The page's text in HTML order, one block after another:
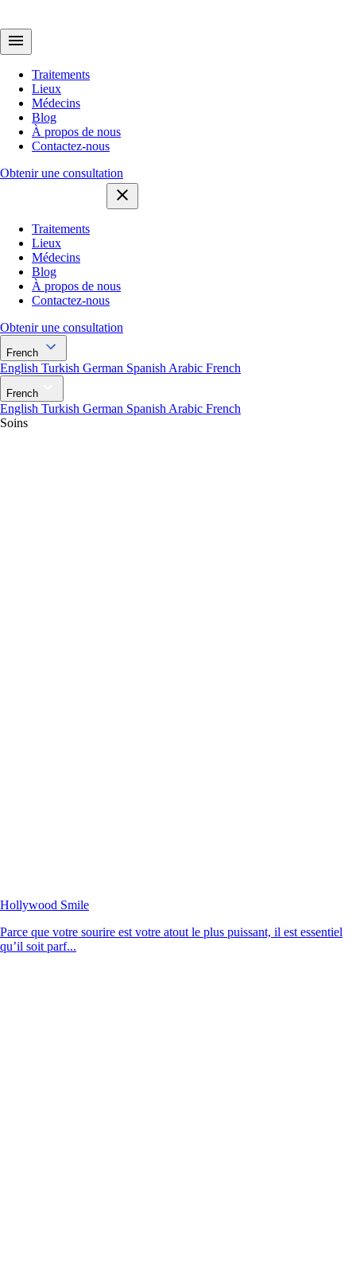
Traitements
Lieux
Médecins
Blog
À propos de nous
Contactez-nous
Obtenir une consultation
Traitements
Lieux
Médecins
Blog
À propos de nous
Contactez-nous
Obtenir une consultation
French
English Turkish German Spanish Arabic French
French
English Turkish German Spanish Arabic French
Soins
Hollywood Smile
Parce que votre sourire est votre atout le plus puissant, il est essentiel
qu’il soit parf...